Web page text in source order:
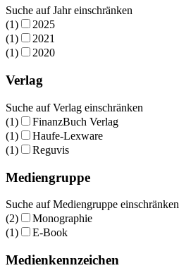
Suche auf Jahr einschränken
(1)
2025
(1)
2021
(1)
2020
Verlag
Suche auf Verlag einschränken
(1)
FinanzBuch Verlag
(1)
Haufe-Lexware
(1)
Reguvis
Mediengruppe
Suche auf Mediengruppe einschränken
(2)
Monographie
(1)
E-Book
Medienkennzeichen